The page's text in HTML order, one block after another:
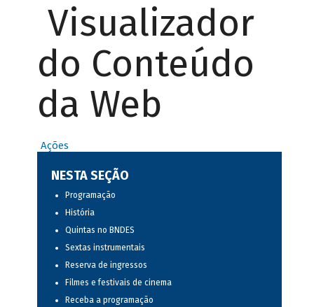
Visualizador
do Conteúdo
da Web
Ações
NESTA SEÇÃO
Programação
História
Quintas no BNDES
Sextas instrumentais
Reserva de ingressos
Filmes e festivais de cinema
Receba a programação